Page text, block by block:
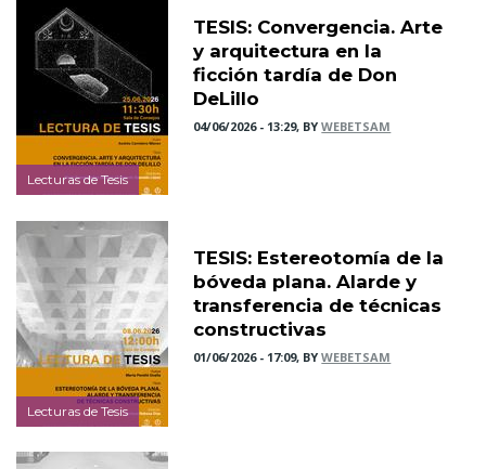
Lecturas de Tesis
TESIS: Convergencia. Arte
y arquitectura en la
ficción tardía de Don
DeLillo
04/06/2026 - 13:29, BYWEBETSAM
Lecturas de Tesis
TESIS: Estereotomía de la
bóveda plana. Alarde y
transferencia de técnicas
constructivas
01/06/2026 - 17:09, BYWEBETSAM